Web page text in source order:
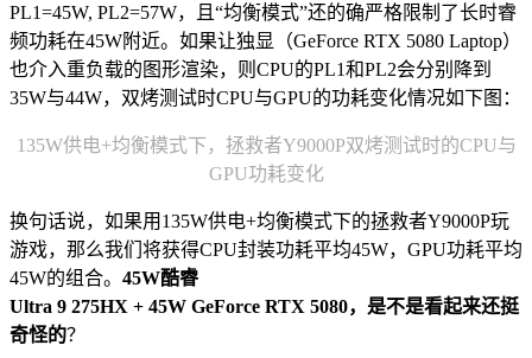
PL1=45W, PL2=57W，且“均衡模式”还的确严格限制了长时睿
频功耗在45W附近。如果让独显（GeForce RTX 5080 Laptop）
也介入重负载的图形渲染，则CPU的PL1和PL2会分别降到
35W与44W，双烤测试时CPU与GPU的功耗变化情况如下图：
135W供电+均衡模式下，拯救者Y9000P双烤测试时的CPU与
GPU功耗变化
换句话说，如果用135W供电+均衡模式下的拯救者Y9000P玩
游戏，那么我们将获得CPU封装功耗平均45W，GPU功耗平均
45W的组合。 45W酷睿
Ultra 9 275HX + 45W GeForce RTX 5080，是不是看起来还挺
奇怪的？